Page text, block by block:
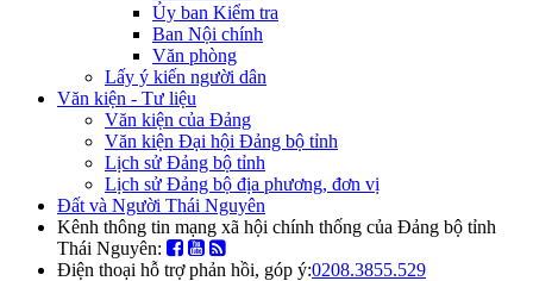
Ủy ban Kiểm tra
Ban Nội chính
Văn phòng
Lấy ý kiến người dân
Văn kiện - Tư liệu
Văn kiện của Đảng
Văn kiện Đại hội Đảng bộ tỉnh
Lịch sử Đảng bộ tỉnh
Lịch sử Đảng bộ địa phương, đơn vị
Đất và Người Thái Nguyên
Kênh thông tin mạng xã hội chính thống của Đảng bộ tỉnh
Thái Nguyên:
Điện thoại hỗ trợ phản hồi, góp ý:0208.3855.529